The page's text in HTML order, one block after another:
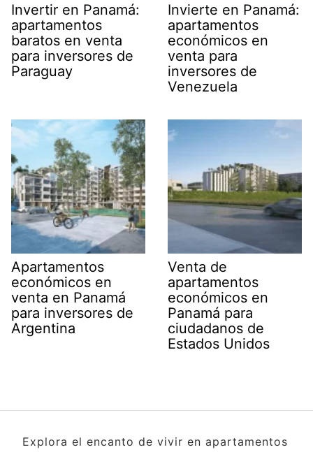
Invertir en Panamá:
apartamentos
baratos en venta
para inversores de
Paraguay
Invierte en Panamá:
apartamentos
económicos en
venta para
inversores de
Venezuela
Apartamentos
económicos en
venta en Panamá
para inversores de
Argentina
Venta de
apartamentos
económicos en
Panamá para
ciudadanos de
Estados Unidos
Explora el encanto de vivir en apartamentos